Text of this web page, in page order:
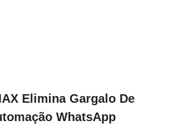
Elimina Gargalo De
WhatsApp